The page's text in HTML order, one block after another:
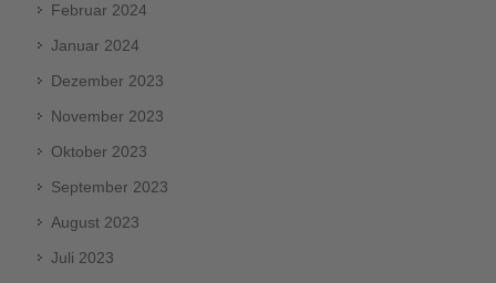
Februar 2024
Januar 2024
Dezember 2023
November 2023
Oktober 2023
September 2023
August 2023
Juli 2023